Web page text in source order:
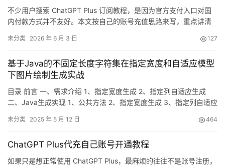
不少用户搜索 ChatGPT Plus 订阅教程，是因为官方支付入口对国
内付款方式并不友好。本文按自己的账号充值思路来写，重点讲清
未分类 2026 年 6 月 3 日 127
基于Java的不固定长度字符集在指定宽度和自适应模型
下图片绘制生成实战
目录 前言 一、需求介绍 1、指定宽度生成 2、指定列自适应生成
二、Java生成实现 1、公共方法 2、指定宽度生成 3、指定列自适应
生成与处理技术正日益成为众多领域关注的焦点。从创意设计到数
度适应性的图像生成方案有着广泛而迫切的需求。…
未分类 2025 年 5 月 12 日 464
ChatGPT Plus代充自己账号开通教程
如果只是想正常使用 ChatGPT Plus，最麻烦的往往不是账号注册，